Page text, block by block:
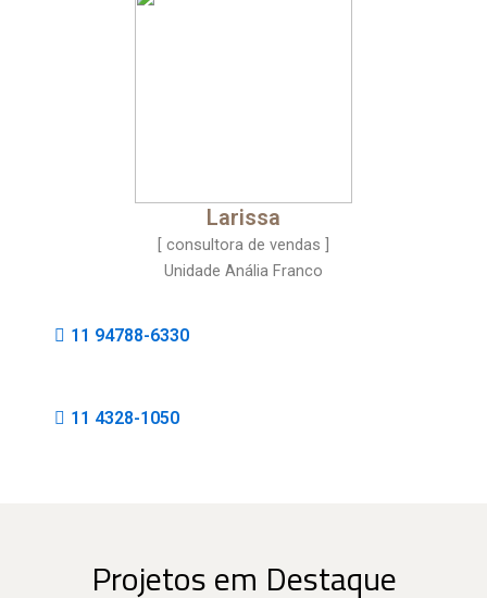
Larissa
[ consultora de vendas ]
Unidade Anália Franco
11 94788-6330
11 4328-1050
Projetos em Destaque